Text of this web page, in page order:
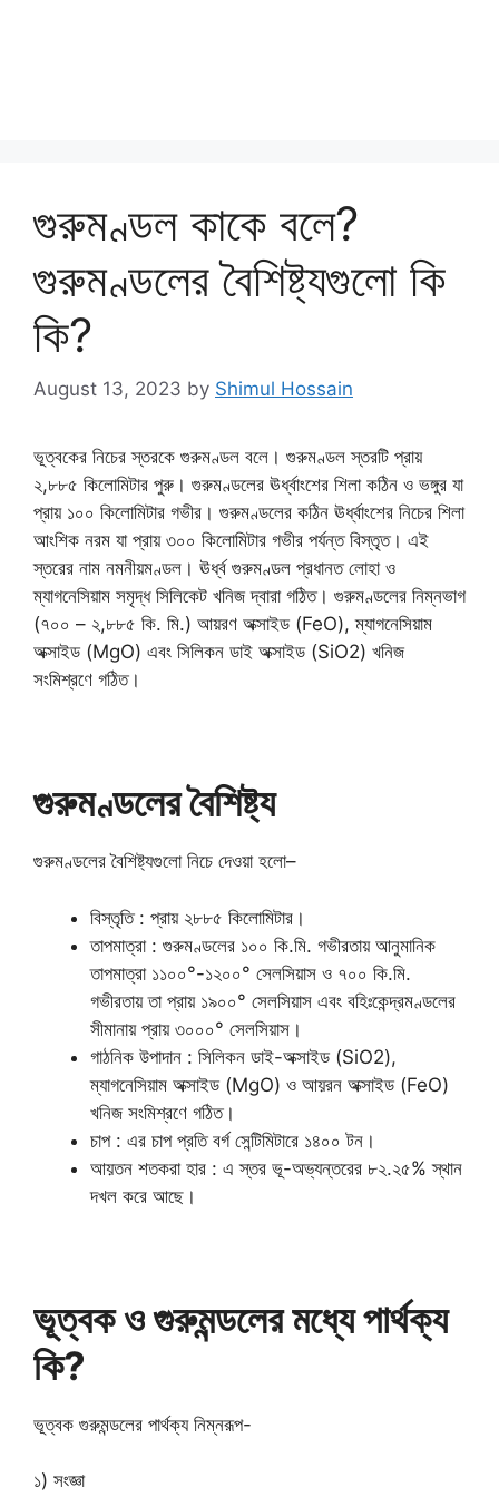
গুরুমণ্ডল কাকে বলে?
গুরুমণ্ডলের বৈশিষ্ট্যগুলো কি
কি?
August 13, 2023 by Shimul Hossain
ভূত্বকের নিচের স্তরকে গুরুমণ্ডল বলে। গুরুমণ্ডল স্তরটি প্রায়
২,৮৮৫ কিলোমিটার পুরু। গুরুমণ্ডলের ঊর্ধ্বাংশের শিলা কঠিন ও ভঙ্গুর যা
প্রায় ১০০ কিলোমিটার গভীর। গুরুমণ্ডলের কঠিন ঊর্ধ্বাংশের নিচের শিলা
আংশিক নরম যা প্রায় ৩০০ কিলোমিটার গভীর পর্যন্ত বিস্তৃত। এই
স্তরের নাম নমনীয়মণ্ডল। ঊর্ধ্ব গুরুমণ্ডল প্রধানত লোহা ও
ম্যাগনেসিয়াম সমৃদ্ধ সিলিকেট খনিজ দ্বারা গঠিত। গুরুমণ্ডলের নিম্নভাগ
(৭০০ – ২,৮৮৫ কি. মি.) আয়রণ অক্সাইড (FeO), ম্যাগনেসিয়াম
অক্সাইড (MgO) এবং সিলিকন ডাই অক্সাইড (SiO2) খনিজ
সংমিশ্রণে গঠিত।
গুরুমণ্ডলের বৈশিষ্ট্য
গুরুমণ্ডলের বৈশিষ্ট্যগুলো নিচে দেওয়া হলো–
বিস্তৃতি : প্রায় ২৮৮৫ কিলোমিটার।
তাপমাত্রা : গুরুমণ্ডলের ১০০ কি.মি. গভীরতায় আনুমানিক
তাপমাত্রা ১১০০°-১২০০° সেলসিয়াস ও ৭০০ কি.মি.
গভীরতায় তা প্রায় ১৯০০° সেলসিয়াস এবং বহিঃকেন্দ্রমণ্ডলের
সীমানায় প্রায় ৩০০০° সেলসিয়াস।
গাঠনিক উপাদান : সিলিকন ডাই-অক্সাইড (SiO2),
ম্যাগনেসিয়াম অক্সাইড (MgO) ও আয়রন অক্সাইড (FeO)
খনিজ সংমিশ্রণে গঠিত।
চাপ : এর চাপ প্রতি বর্গ সেন্টিমিটারে ১৪০০ টন।
আয়তন শতকরা হার : এ স্তর ভূ-অভ্যন্তরের ৮২.২৫% স্থান
দখল করে আছে।
ভূত্বক ও গুরুমন্ডলের মধ্যে পার্থক্য
কি?
ভূত্বক গুরুমন্ডলের পার্থক্য নিম্নরূপ-
১) সংজ্ঞা